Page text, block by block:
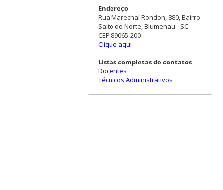
Endereço
Rua Marechal Rondon, 880, Bairro
Salto do Norte, Blumenau - SC
CEP 89065-200
Clique aqui
Listas completas de contatos
Docentes
Técnicos Administrativos